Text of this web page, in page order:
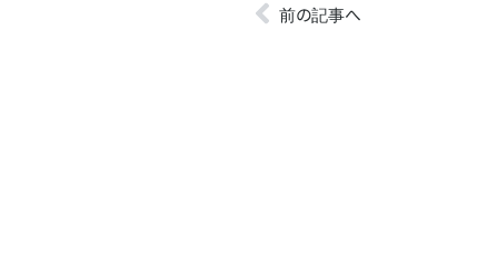
前の記事へ